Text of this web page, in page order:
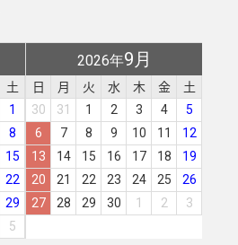
土
1
8
15
22
29
5
2026年9月
日 月 火 水 木 金 土
30 31 1 2 3 4
5
6
7 8 9 10 11
12
13
14 15 16 17 18
19
20
21 22 23 24 25
26
27
28 29 30 1 2 3